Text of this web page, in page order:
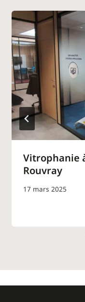
Vitrophanie
Rouvray
17 mars 2025